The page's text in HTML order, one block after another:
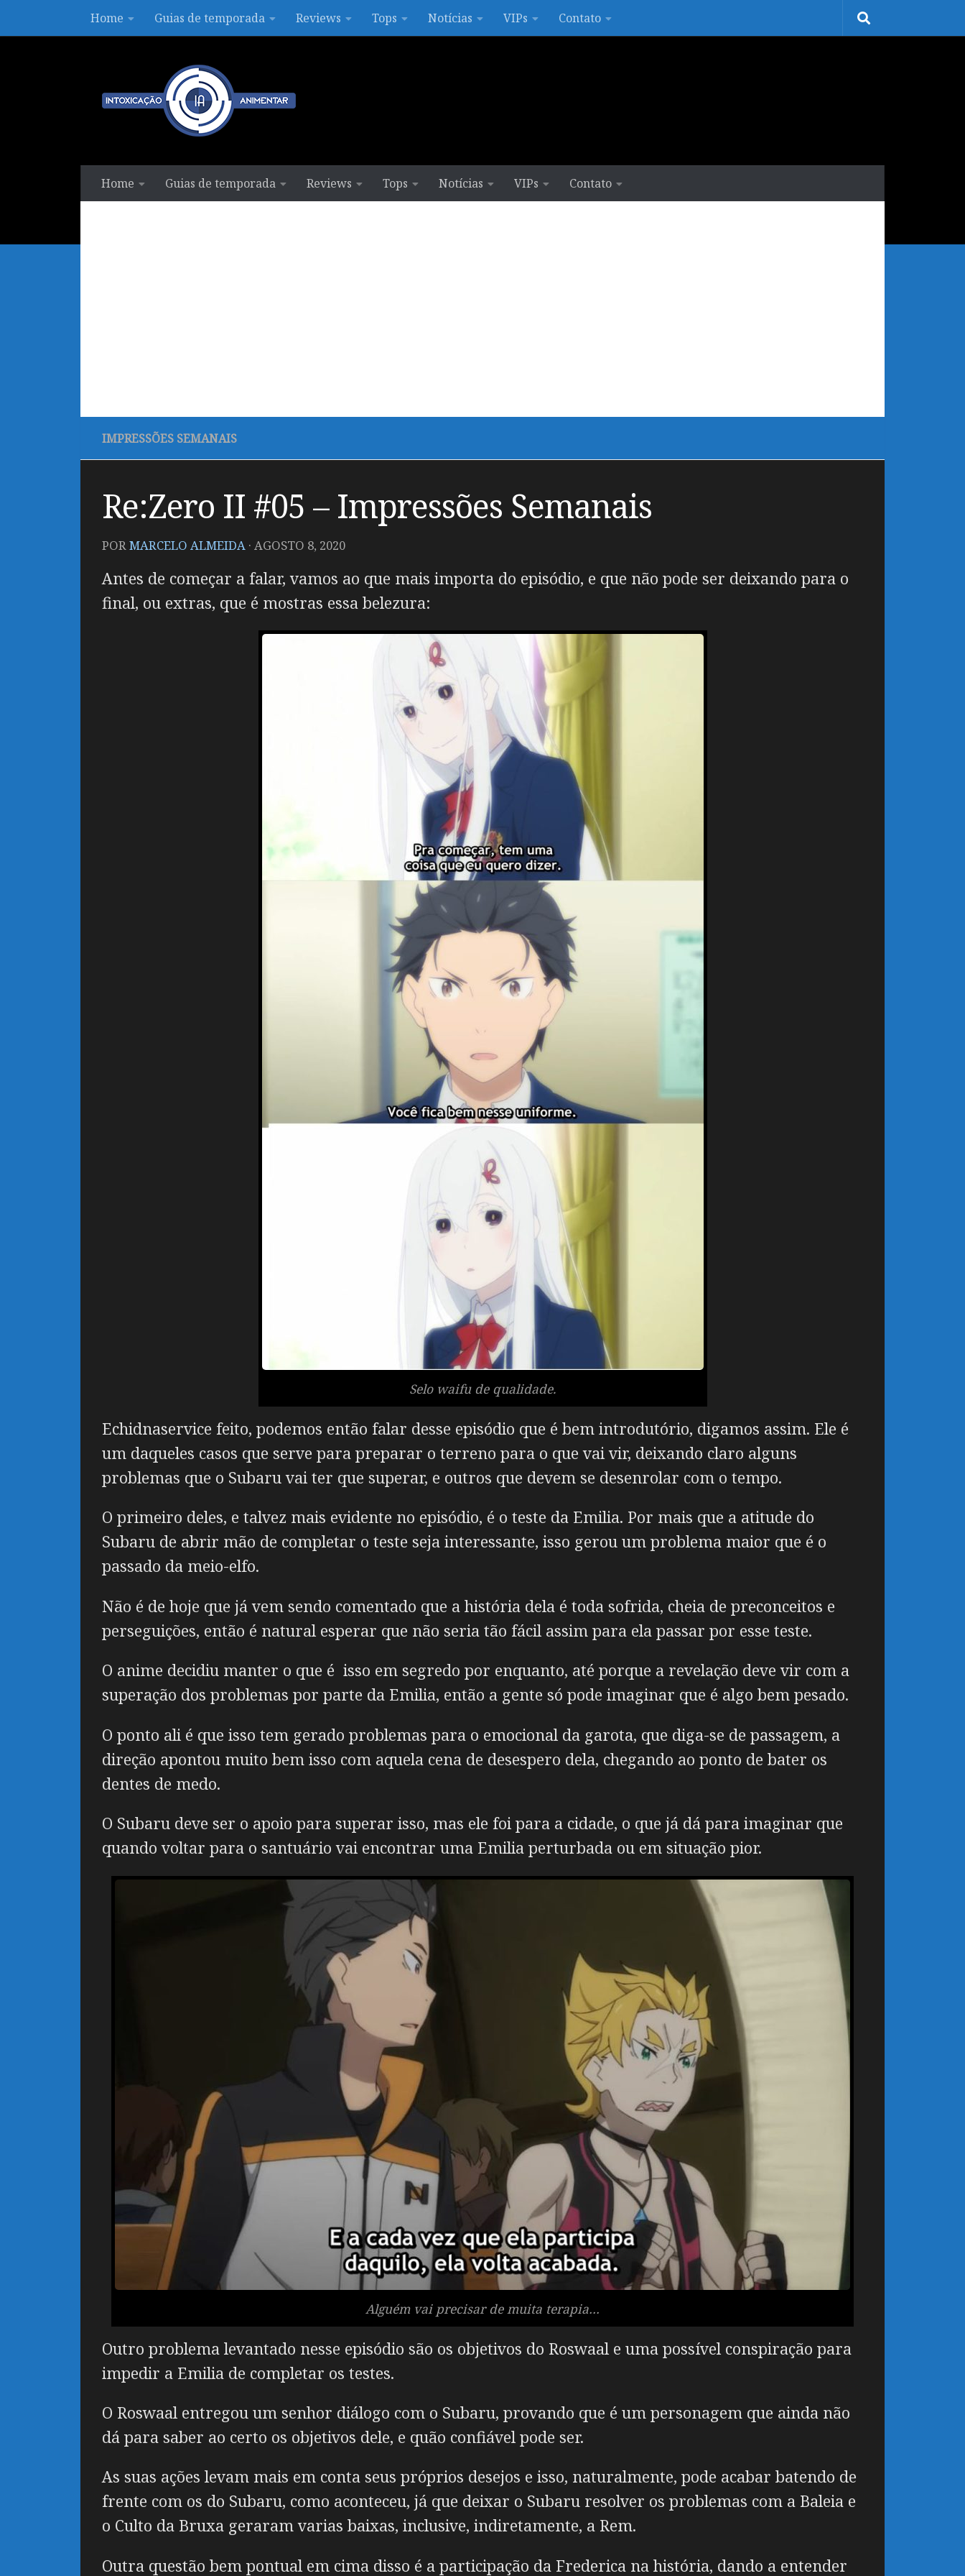
Skip to contentHome Guias de temporada Reviews Tops Notícias VIPs Contato
Home Guias de temporada Reviews Tops Notícias VIPs Contato
IMPRESSÕES SEMANAIS
Re:Zero II #05 – Impressões Semanais
PORMARCELO ALMEIDA · AGOSTO 8, 2020
Antes de começar a falar, vamos ao que mais importa do episódio, e que não pode ser deixando para o
final, ou extras, que é mostras essa belezura:
Selo waifu de qualidade.
Echidnaservice feito, podemos então falar desse episódio que é bem introdutório, digamos assim. Ele é
um daqueles casos que serve para preparar o terreno para o que vai vir, deixando claro alguns
problemas que o Subaru vai ter que superar, e outros que devem se desenrolar com o tempo.
O primeiro deles, e talvez mais evidente no episódio, é o teste da Emilia. Por mais que a atitude do
Subaru de abrir mão de completar o teste seja interessante, isso gerou um problema maior que é o
passado da meio-elfo.
Não é de hoje que já vem sendo comentado que a história dela é toda sofrida, cheia de preconceitos e
perseguições, então é natural esperar que não seria tão fácil assim para ela passar por esse teste.
O anime decidiu manter o que é isso em segredo por enquanto, até porque a revelação deve vir com a
superação dos problemas por parte da Emilia, então a gente só pode imaginar que é algo bem pesado.
O ponto ali é que isso tem gerado problemas para o emocional da garota, que diga-se de passagem, a
direção apontou muito bem isso com aquela cena de desespero dela, chegando ao ponto de bater os
dentes de medo.
O Subaru deve ser o apoio para superar isso, mas ele foi para a cidade, o que já dá para imaginar que
quando voltar para o santuário vai encontrar uma Emilia perturbada ou em situação pior.
Alguém vai precisar de muita terapia…
Outro problema levantado nesse episódio são os objetivos do Roswaal e uma possível conspiração para
impedir a Emilia de completar os testes.
O Roswaal entregou um senhor diálogo com o Subaru, provando que é um personagem que ainda não
dá para saber ao certo os objetivos dele, e quão confiável pode ser.
As suas ações levam mais em conta seus próprios desejos e isso, naturalmente, pode acabar batendo de
frente com os do Subaru, como aconteceu, já que deixar o Subaru resolver os problemas com a Baleia e
o Culto da Bruxa geraram varias baixas, inclusive, indiretamente, a Rem.
Outra questão bem pontual em cima disso é a participação da Frederica na história, dando a entender